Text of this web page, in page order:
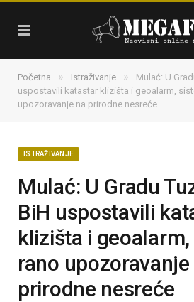
Početna » Istraživanje »
Mulać: U
uspostavili katastar klizišta i geoalarm,
upozoravanje na prirodne nesreće
ISTRAŽIVANJE
Mulać: U Gradu
BiH uspostavili
klizišta i
rano upozoravanje
prirodne nesreće